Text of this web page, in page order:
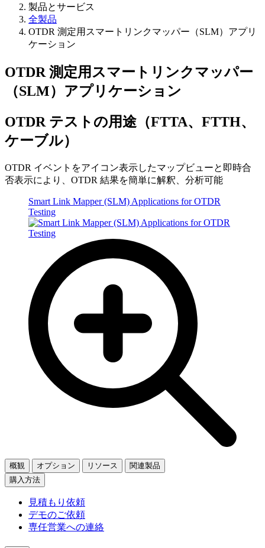
製品とサービス
全製品
OTDR 測定用スマートリンクマッパー（SLM）アプリ
ケーション
OTDR 測定用スマートリンクマッパー
（SLM）アプリケーション
OTDR テストの用途（FTTA、FTTH、
ケーブル）
OTDR イベントをアイコン表示したマップビューと即時合
否表示により、OTDR 結果を簡単に解釈、分析可能
Smart Link Mapper (SLM) Applications for OTDR
Testing
概観 オプション リソース
関連製品
購入方法
見積もり依頼
デモのご依頼
専任営業への連絡